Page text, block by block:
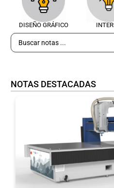
DISEÑO GRÁFICO
NOTAS DESTACADAS